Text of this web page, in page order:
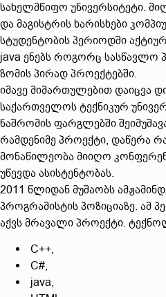
სახელმწიფო უნივერსიტეტი.
და მაგისტრის ხარისხები
სტუდენტობის პერიოდში
java ენებს როგორც სასწავლო
ზომის პირად პროექტებში.
იმავე მიმართულებით დაიცვა
საქართველოს ტექნიკურ
ნაშრომის ფარგლებში
რამდენიმე პროექტი, დაწერა
მონაწილეობა მიიღო
უწევდა ასისტენტობას.
2011 წლიდან მუშაობს
პროგრამისტის პოზიციაზე. ამ
აქვს მრავალი პროექტი.
C++,
C#,
java,